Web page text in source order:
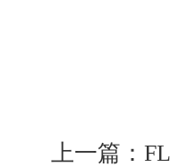
上一篇：